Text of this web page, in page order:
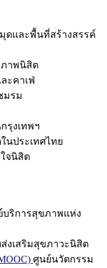
ดและพื้นที่สร้างสรรค์
าพนิสิต
ะคาเฟ่
มรม
รุงเทพฯ
นประเทศไทย
จนิสิต
บริการสุขภาพแห่ง
งเสริมสุขภาวะนิสิต
ศูนย์นวัตกรรม